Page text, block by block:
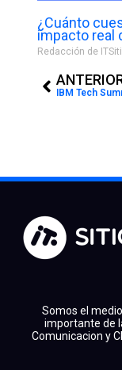
¿Cuánto
impacto real
Redacción de
Somos el
importante de
Comunicacion y